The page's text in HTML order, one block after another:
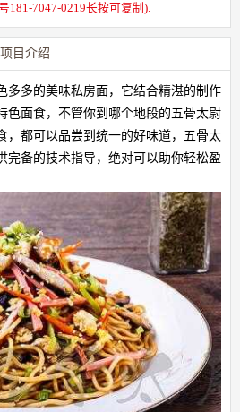
181-7047-0219长按可复制).
目介绍
多多的美味私房面，它结合精湛的制作
色面食，不管你到哪个地段的五骨太尉
，都可以品尝到统一的好味道，五骨太
完备的技术指导，绝对可以助你轻松盈